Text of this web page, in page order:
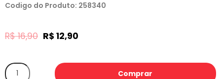
Codigo do Produto: 258340
R$16,90 R$ 12,90
Comprar